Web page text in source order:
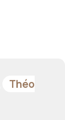
Théo